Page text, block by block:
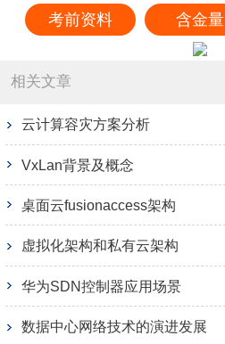
考前资料 含金量
相关文章
云计算容灾方案分析
VxLan背景及概念
桌面云fusionaccess架构
虚拟化架构和私有云架构
华为SDN控制器应用场景
数据中心网络技术的演进发展